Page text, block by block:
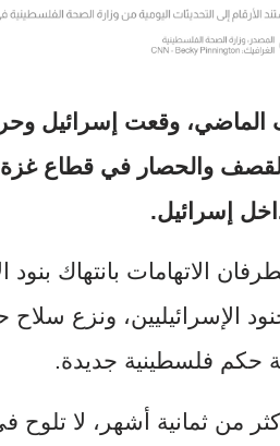
وقعت إسرائيل
الاتهامات بانتهاك
الإسرائيليين، ونزع
حكم فلسطينية جديدة.
من ثمانية أشهر، لا